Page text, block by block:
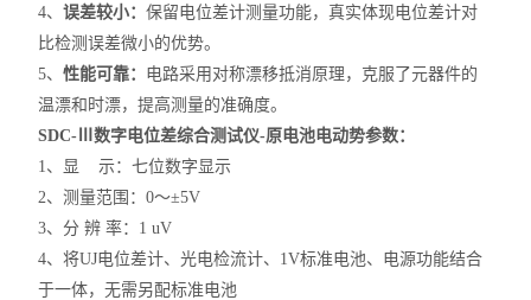
4、误差较小：保留电位差计测量功能，真实体现电位差计对
比检测误差微小的优势。
5、性能可靠： 电路采用对称漂移抵消原理，克服了元器件的
温漂和时漂，提高测量的准确度。
SDC-Ⅲ数字电位差综合测试仪-原电池电动势参数：
1、显 示：七位数字显示
2、测量范围：0～±5V
3、分 辨 率：1 uV
4、将UJ电位差计、光电检流计、1V标准电池、电源功能结合
于一体，无需另配标准电池